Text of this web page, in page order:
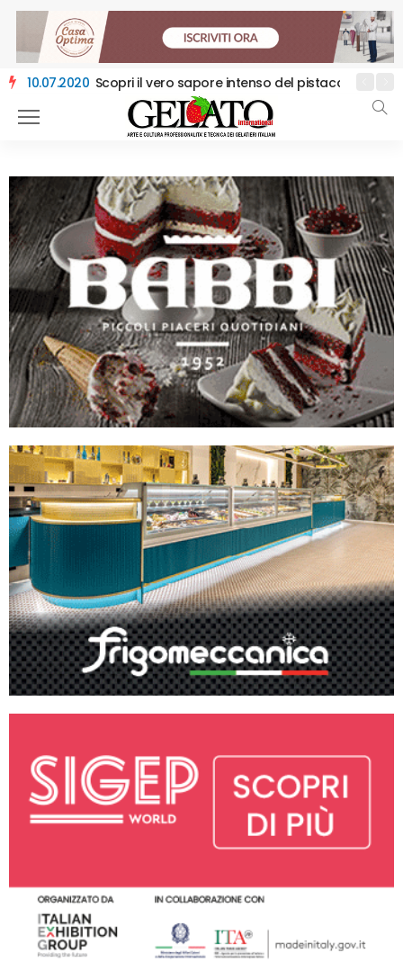
10.07.2020
08.04.2019 Unigrà annuncia l’acquisizione del 100% di Olfood